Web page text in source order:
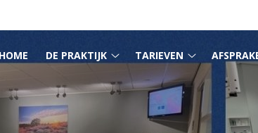
HOME DE PRAKTIJK
praktijk
submenu
TARIEVEN
Tarieven
submenu